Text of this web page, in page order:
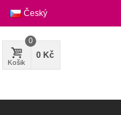
Český
Košik
0
0 Kč